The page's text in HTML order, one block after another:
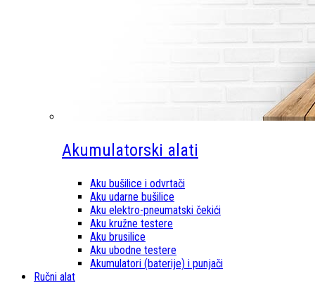
Akumulatorski alati
Aku bušilice i odvrtači
Aku udarne bušilice
Aku elektro-pneumatski čekići
Aku kružne testere
Aku brusilice
Aku ubodne testere
Akumulatori (baterije) i punjači
Ručni alat